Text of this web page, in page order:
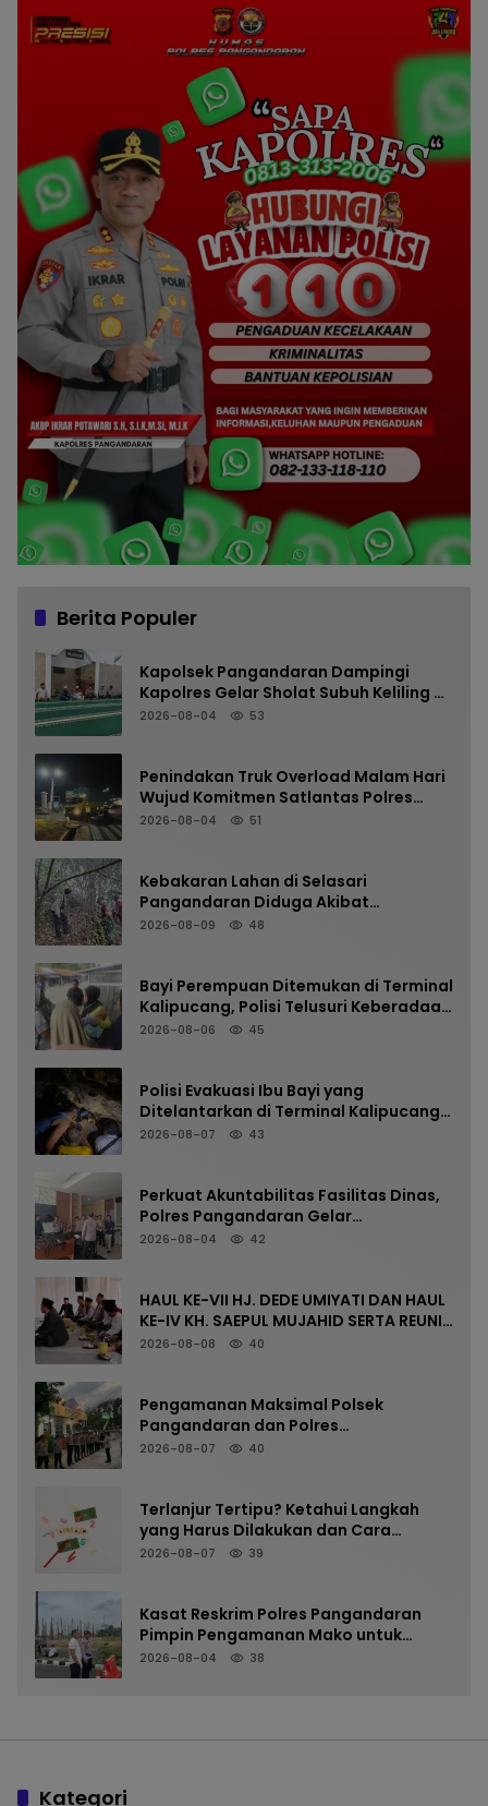
Berita Populer
Kapolsek Pangandaran Dampingi
Kapolres Gelar Sholat Subuh Keliling di
Masjid Jami Al-Furqon, Pererat
2026-08-04 53
Penindakan Truk Overload Malam Hari
Wujud Komitmen Satlantas Polres
Pangandaran Menjaga Keselamatan
2026-08-04 51
Kebakaran Lahan di Selasari
Pangandaran Diduga Akibat
Pembakaran Sampah
2026-08-09 48
Bayi Perempuan Ditemukan di Terminal
Kalipucang, Polisi Telusuri Keberadaan
Orang Tua
2026-08-06 45
Polisi Evakuasi Ibu Bayi yang
Ditelantarkan di Terminal Kalipucang
dari Dalam Goa
2026-08-07 43
Perkuat Akuntabilitas Fasilitas Dinas,
Polres Pangandaran Gelar
Pemeriksaan Senpi Berkala
2026-08-04 42
HAUL KE-VII HJ. DEDE UMIYATI DAN HAUL
KE-IV KH. SAEPUL MUJAHID SERTA REUNI
HAFLAH KE-XV HIMPUNAN ALUMNI
2026-08-08 40
Pengamanan Maksimal Polsek
Pangandaran dan Polres
Pangandaran, Nobar Final Piala
2026-08-07 40
Terlanjur Tertipu? Ketahui Langkah
yang Harus Dilakukan dan Cara
Mencegah Kejadian Terulang
2026-08-07 39
Kasat Reskrim Polres Pangandaran
Pimpin Pengamanan Mako untuk
Perkuat Kesiapsiagaan Personel
2026-08-04 38
Kategori